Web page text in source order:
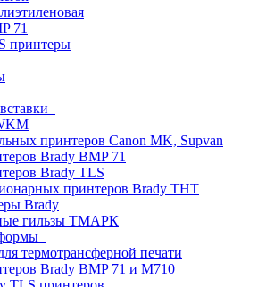
71
принтеры
принтеров Canon MK, Supvan
Brady BMP 71
Brady TLS
принтеров Brady THT
Brady
гильзы ТМАРК
термотрансферной печати
Brady BMP 71 и M710